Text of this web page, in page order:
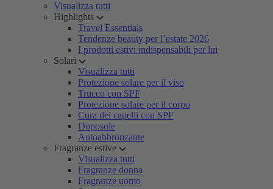
Visualizza tutti
Highlights
Travel Essentials
Tendenze beauty per l’estate 2026
I prodotti estivi indispensabili per lui
Solari
Visualizza tutti
Protezione solare per il viso
Trucco con SPF
Protezione solare per il corpo
Cura dei capelli con SPF
Doposole
Autoabbronzante
Fragranze estive
Visualizza tutti
Fragranze donna
Fragranze uomo